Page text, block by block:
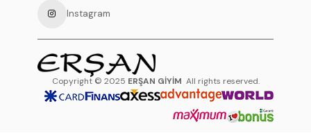
Instagram
Copyright © 2025 ERŞAN GİYİM All rights reserved.